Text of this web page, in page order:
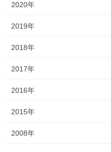
2020年
2019年
2018年
2017年
2016年
2015年
2008年